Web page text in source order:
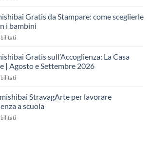
il
“fare
una
lezione
Kamishibai
per
dell’Accoglienza:
Giorni
Gratis da Stampare: come sceglierle
i bambini
Kamishibai
da
sceglierle
Gratis sull’Accoglienza: La Casa
| Agosto e Settembre 2026
Kamishibai
sull’Accoglienza:
StravagArte per lavorare
a scuola